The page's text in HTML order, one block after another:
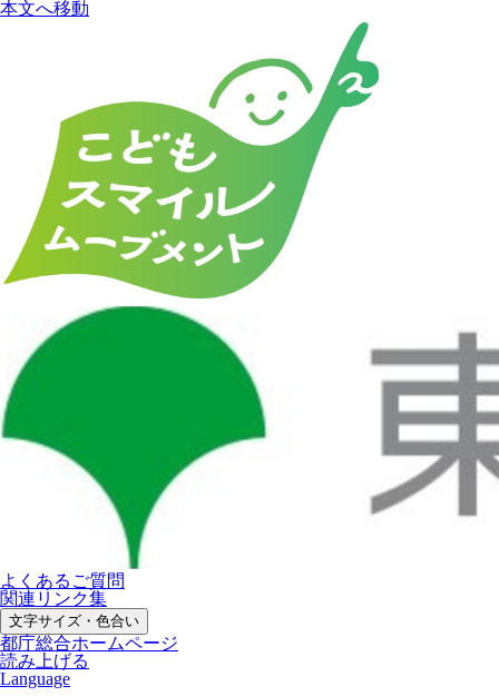
本文へ移動
よくあるご質問
関連リンク集
文字サイズ・色合い
都庁総合ホームページ
読み上げる
Language